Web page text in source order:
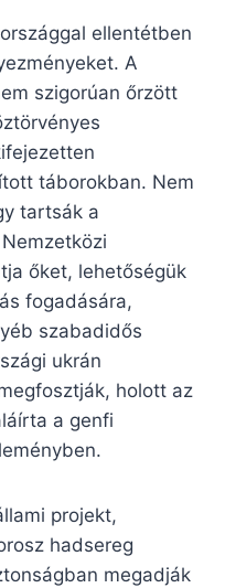
ellentétben
A
szigorúan őrzött
táborokban. Nem
tartsák a
őket, lehetőségük
fogadására,
szabadidős
ukrán
holott az
a genfi
projekt,
hadsereg
megadják